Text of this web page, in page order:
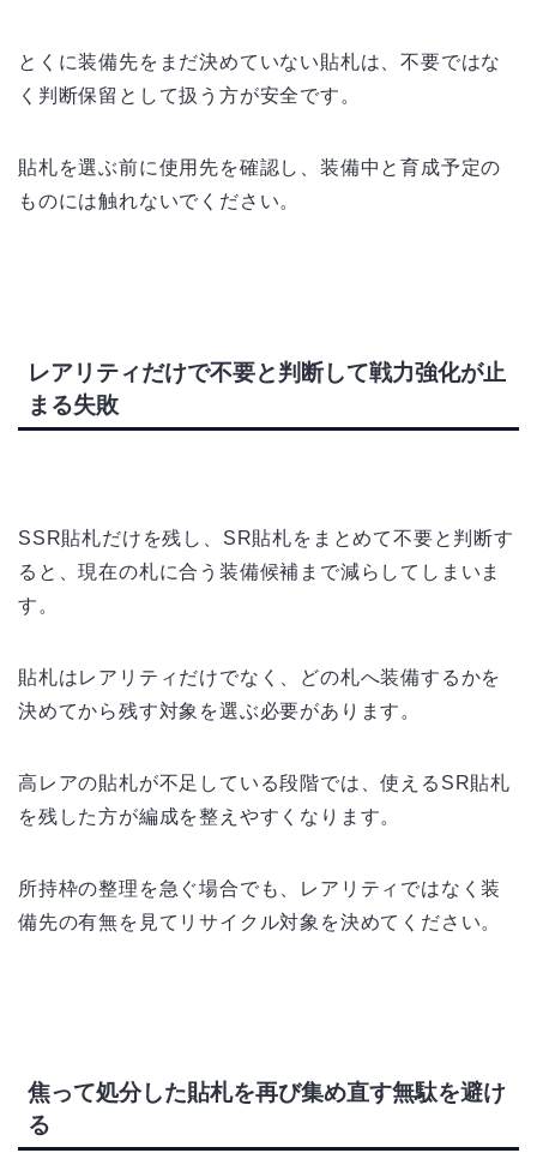
とくに装備先をまだ決めていない貼札は、不要ではな
く判断保留として扱う方が安全です。
貼札を選ぶ前に使用先を確認し、装備中と育成予定の
ものには触れないでください。
レアリティだけで不要と判断して戦力強化が止
まる失敗
SSR貼札だけを残し、SR貼札をまとめて不要と判断す
ると、現在の札に合う装備候補まで減らしてしまいま
す。
貼札はレアリティだけでなく、どの札へ装備するかを
決めてから残す対象を選ぶ必要があります。
高レアの貼札が不足している段階では、使えるSR貼札
を残した方が編成を整えやすくなります。
所持枠の整理を急ぐ場合でも、レアリティではなく装
備先の有無を見てリサイクル対象を決めてください。
焦って処分した貼札を再び集め直す無駄を避け
る